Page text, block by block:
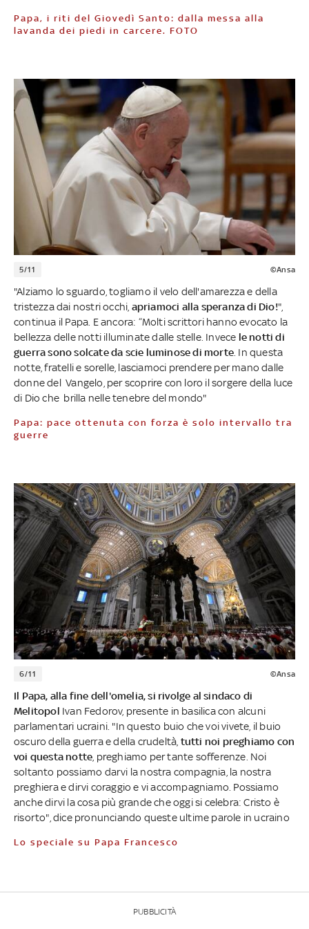
Papa, i riti del Giovedì Santo: dalla messa alla
lavanda dei piedi in carcere. FOTO
5/11 ©Ansa
"Alziamo lo sguardo, togliamo il velo dell'amarezza e della
tristezza dai nostri occhi, apriamoci alla speranza di Dio!",
continua il Papa. E ancora: “Molti scrittori hanno evocato la
bellezza delle notti illuminate dalle stelle. Invece le notti di
guerra sono solcate da scie luminose di morte . In questa
notte, fratelli e sorelle, lasciamoci prendere per mano dalle
donne del Vangelo, per scoprire con loro il sorgere della luce
di Dio che brilla nelle tenebre del mondo"
Papa: pace ottenuta con forza è solo intervallo tra
guerre
6/11 ©Ansa
Il Papa, alla fine dell'omelia, si rivolge al sindaco di
Melitopol Ivan Fedorov, presente in basilica con alcuni
parlamentari ucraini. "In questo buio che voi vivete, il buio
oscuro della guerra e della crudeltà, tutti noi preghiamo con
voi questa notte , preghiamo per tante sofferenze. Noi
soltanto possiamo darvi la nostra compagnia, la nostra
preghiera e dirvi coraggio e vi accompagniamo. Possiamo
anche dirvi la cosa più grande che oggi si celebra: Cristo è
risorto", dice pronunciando queste ultime parole in ucraino
Lo speciale su Papa Francesco
PUBBLICITÀ